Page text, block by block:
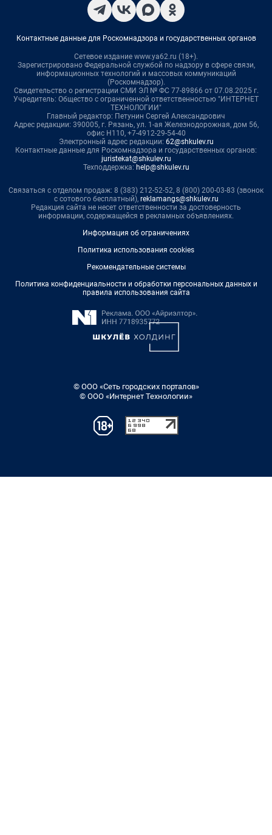
Контактные данные для Роскомнадзора и государственных органов
Сетевое издание www.ya62.ru (18+).
Зарегистрировано Федеральной службой по надзору в сфере связи,
информационных технологий и массовых коммуникаций
(Роскомнадзор).
Свидетельство о регистрации СМИ ЭЛ № ФС 77-89866 от 07.08.2025 г.
Учредитель: Общество с ограниченной ответственностью "ИНТЕРНЕТ
ТЕХНОЛОГИИ"
Главный редактор: Петунин Сергей Александрович
Адрес редакции: 390005, г. Рязань, ул. 1-ая Железнодорожная, дом 56,
офис Н110, +7-4912-29-54-40
Электронный адрес редакции: 62@shkulev.ru
Контактные данные для Роскомнадзора и государственных органов:
juristekat@shkulev.ru
Техподдержка: help@shkulev.ru
Связаться с отделом продаж: 8 (383) 212-52-52, 8 (800) 200-03-83 (звонок
с сотового бесплатный), reklamangs@shkulev.ru
Редакция сайта не несет ответственности за достоверность
информации, содержащейся в рекламных объявлениях.
Информация об ограничениях
Политика использования cookies
Рекомендательные системы
Политика конфиденциальности и обработки персональных данных и
правила использования сайта
© ООО «Сеть городских порталов»
© ООО «Интернет Технологии»